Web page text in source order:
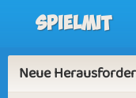
Spielmit
Neue